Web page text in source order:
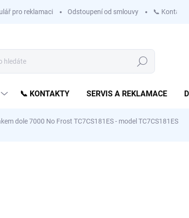
pro reklamaci Odstoupení od smlouvy 📞 Kontakty
Hledat
📞 KONTAKTY SERVIS A REKLAMACE
dole 7000 No Frost TC7CS181ES - model TC7CS181ES